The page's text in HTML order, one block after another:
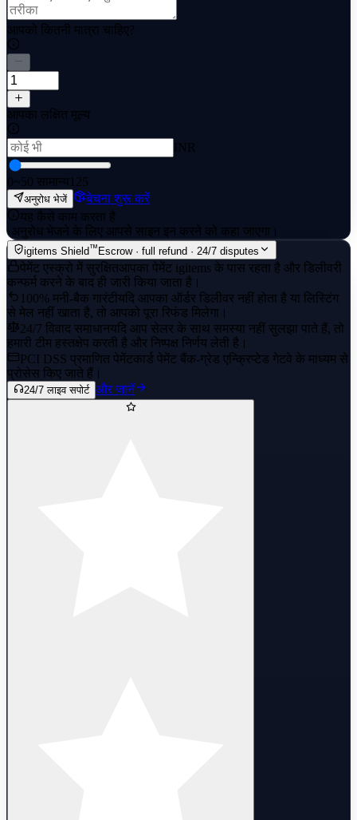
आपको कितनी मात्रा चाहिए?
आपका लक्षित मूल्य
INR
0~50 सामान्य 125
अनुरोध भेजें
बेचना शुरू करें
यह कैसे काम करता है
·अनुरोध भेजने के लिए आपसे साइन इन करने को कहा जाएगा।
igitems Shield™Escrow · full refund · 24/7 disputes
पेमेंट एस्क्रो में सुरक्षितआपका पेमेंट igitems के पास रहता है और डिलीवरी
कन्फर्म करने के बाद ही जारी किया जाता है।
100% मनी-बैक गारंटीयदि आपका ऑर्डर डिलीवर नहीं होता है या लिस्टिंग
से मेल नहीं खाता है, तो आपको पूरा रिफंड मिलेगा।
24/7 विवाद समाधानयदि आप सेलर के साथ समस्या नहीं सुलझा पाते हैं, तो
हमारी टीम हस्तक्षेप करती है और निष्पक्ष निर्णय लेती है।
PCI DSS प्रमाणित पेमेंटकार्ड पेमेंट बैंक-ग्रेड एन्क्रिप्टेड गेटवे के माध्यम से
प्रोसेस किए जाते हैं।
24/7 लाइव सपोर्ट और जानें